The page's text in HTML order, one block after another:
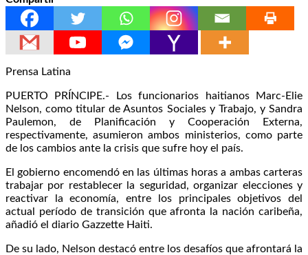
Prensa Latina
PUERTO PRÍNCIPE.- Los funcionarios haitianos Marc-Elie
Nelson, como titular de Asuntos Sociales y Trabajo, y Sandra
Paulemon, de Planificación y Cooperación Externa,
respectivamente, asumieron ambos ministerios, como parte
de los cambios ante la crisis que sufre hoy el país.
El gobierno encomendó en las últimas horas a ambas carteras
trabajar por restablecer la seguridad, organizar elecciones y
reactivar la economía, entre los principales objetivos del
actual período de transición que afronta la nación caribeña,
añadió el diario Gazzette Haiti.
De su lado, Nelson destacó entre los desafíos que afrontará la